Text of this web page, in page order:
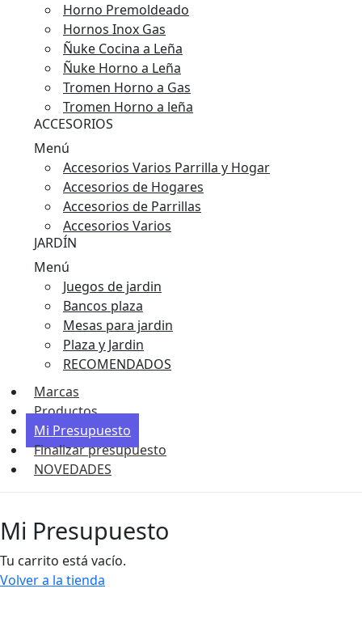
Horno Premoldeado
Hornos Inox Gas
Ñuke Cocina a Leña
Ñuke Horno a Leña
Tromen Horno a Gas
Tromen Horno a leña
ACCESORIOS
Menú
Accesorios Varios Parrilla y Hogar
Accesorios de Hogares
Accesorios de Parrillas
Accesorios Varios
JARDÍN
Menú
Juegos de jardin
Bancos plaza
Mesas para jardin
Plaza y Jardin
RECOMENDADOS
Marcas
Productos
Mi Presupuesto
Finalizar presupuesto
NOVEDADES
Mi Presupuesto
Tu carrito está vacío.
Volver a la tienda